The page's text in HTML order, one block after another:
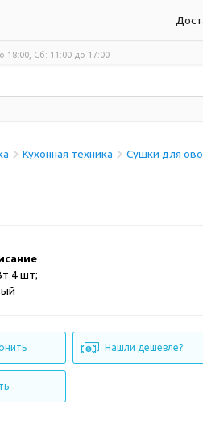
18:00, Сб: 11:00 до 17:00
Кухонная техника Сушки для
4 шт;
Нашли дешевле?